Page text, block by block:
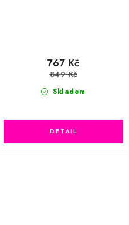
Skladem
767 Kč
849 Kč